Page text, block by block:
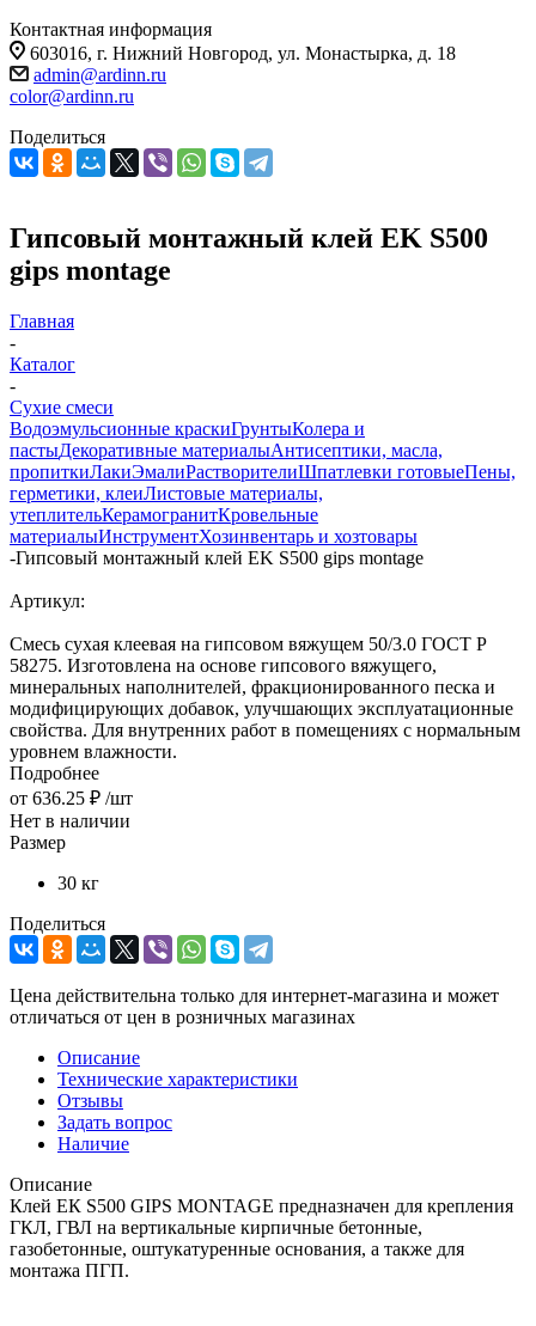
Контактная информация
603016, г. Нижний Новгород, ул. Монастырка, д. 18
admin@ardinn.ru
color@ardinn.ru
Поделиться
Гипсовый монтажный клей EK S500
gips montage
Главная
-
Каталог
-
Сухие смеси
Водоэмульсионные краскиГрунтыКолера и
пастыДекоративные материалыАнтисептики, масла,
пропиткиЛакиЭмалиРастворителиШпатлевки готовыеПены,
герметики, клеиЛистовые материалы,
утеплительКерамогранитКровельные
материалыИнструментХозинвентарь и хозтовары
-Гипсовый монтажный клей EK S500 gips montage
Артикул:
Смесь сухая клеевая на гипсовом вяжущем 50/3.0 ГОСТ Р
58275. Изготовлена на основе гипсового вяжущего,
минеральных наполнителей, фракционированного песка и
модифицирующих добавок, улучшающих эксплуатационные
свойства. Для внутренних работ в помещениях с нормальным
уровнем влажности.
Подробнее
от 636.25 ₽ /шт
Нет в наличии
Размер
30 кг
Поделиться
Цена действительна только для интернет-магазина и может
отличаться от цен в розничных магазинах
Описание
Технические характеристики
Отзывы
Задать вопрос
Наличие
Описание
Клей ЕК S500 GIPS MONTAGE предназначен для крепления
ГКЛ, ГВЛ на вертикальные кирпичные бетонные,
газобетонные, оштукатуренные основания, а также для
монтажа ПГП.